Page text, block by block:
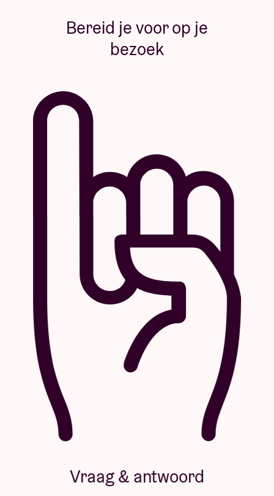
Bereid je voor op je
bezoek
Vraag & antwoord